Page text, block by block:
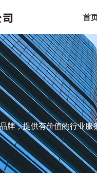
首
首
牌，提供有价值的行业服